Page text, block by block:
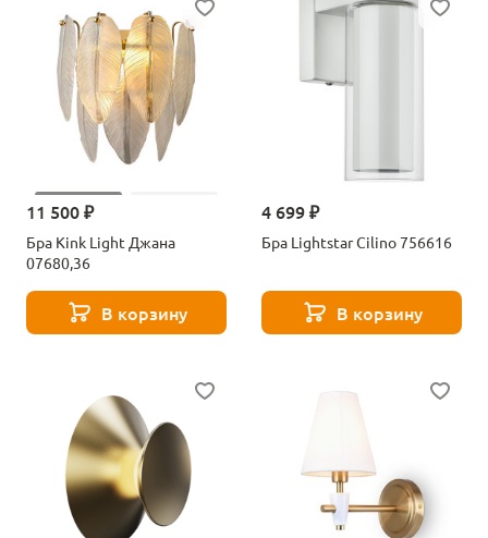
11 500 ₽
Бра Kink Light Джана
07680,36
В корзину
4 699 ₽
Бра Lightstar Cilino 756616
В корзину